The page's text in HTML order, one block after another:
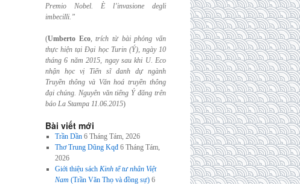
Premio Nobel. È l’invasione degli
imbecilli.”
(Umberto Eco,trích từ bài phỏng vấn
thực hiện tại Đại học Turin (Ý), ngày 10
tháng 6 năm 2015, ngay sau khi U. Eco
nhận học vị Tiến sĩ danh dự ngành
Truyền thông và Văn hoá truyền thông
đại chúng. Nguyên văn tiếng Ý đăng trên
báo La Stampa 11.06.2015)
Bài viết mới
Trần Dần 6 Tháng Tám, 2026
Thơ Trung Dũng Kqđ 6 Tháng Tám,
2026
Giới thiệu sách Kinh tế tư nhân Việt
Nam (Trần Văn Thọ và đồng sự) 6